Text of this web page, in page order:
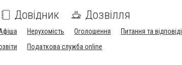
Довідник Дозвілля
Нерухомість Оголошення Питання та відповіді
Податкова служба online